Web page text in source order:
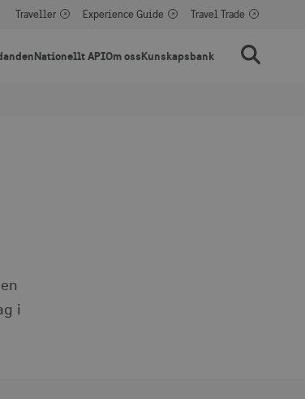
Traveller Experience Guide Travel Trade
Nationellt APIOm ossKunskapsbank Sök
i